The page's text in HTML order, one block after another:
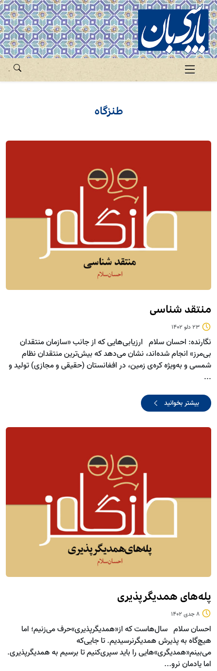
طنزگاه
منتقد شناسی
23 دلو 1402
نگارنده: احسان سلام ارزیابی‌هایی که از جانب «سازمان منتقدان
بی‌مرز» انجام شده‌اند، نشان می‌دهد که بیش‌ترین منتقدان نظام
شمسی و به‌ویژه کره‌ی زمین، در افغانستان (حقیقی و مجازی) تولید و
...
بیشتر بخوانید
پله‌های همدیگرپذیری
8 جدی 1402
احسان سلام سال‌هاست که از«همدیگرپذیری»حرف می‌زنیم؛ اما
هیچ‌گاه به پذیرش همدیگرنرسیدیم. تا جایی‌که
می‌بینم«همدیگری»هایی را باید سپری‌کنیم تا برسیم به همدیگرپذیری.
اما یادمان نرو...